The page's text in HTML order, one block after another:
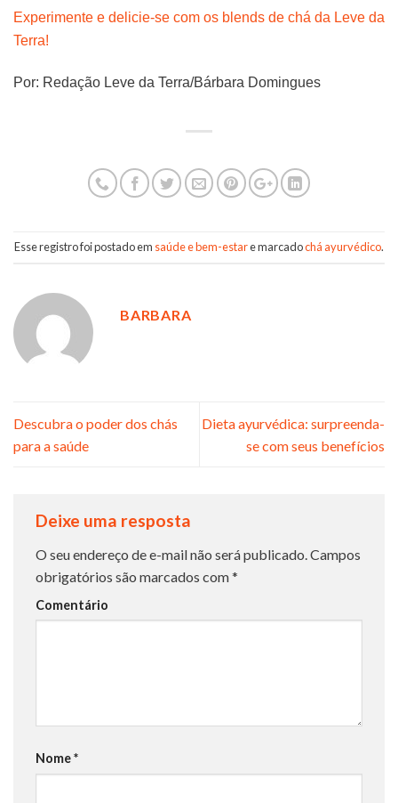
Experimente e delicie-se com os blends de chá da Leve da
Terra!
Por: Redação Leve da Terra/Bárbara Domingues
Esse registro foi postado em saúde e bem-estare marcadochá ayurvédico.
BARBARA
Descubra o poder dos chás
para a saúde
Dieta ayurvédica: surpreenda-
se com seus benefícios
Deixe uma resposta
O seu endereço de e-mail não será publicado. Campos
obrigatórios são marcados com*
Comentário
Nome*